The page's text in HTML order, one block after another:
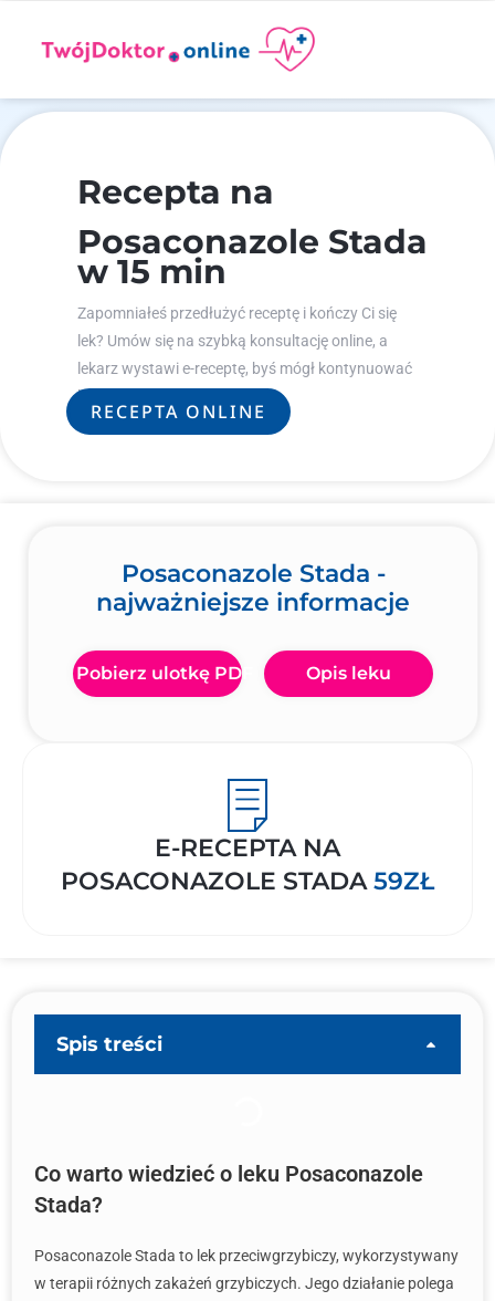
Recepta na
Posaconazole Stada
w 15 min
Zapomniałeś przedłużyć receptę i kończy Ci się
lek? Umów się na szybką konsultację online, a
lekarz wystawi e-receptę, byś mógł kontynuować
leczenie.
RECEPTA ONLINE
Posaconazole Stada -
najważniejsze informacje
Pobierz ulotkę PDF Opis leku
E-RECEPTA NA
POSACONAZOLE STADA59ZŁ
Spis treści
Co warto wiedzieć o leku Posaconazole
Stada?
Posaconazole Stada to lek przeciwgrzybiczy, wykorzystywany
w terapii różnych zakażeń grzybiczych. Jego działanie polega